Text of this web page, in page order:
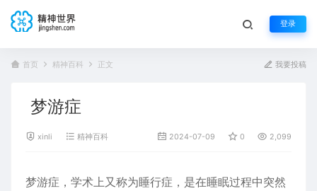
登录
首页 精神百科 正文 我要投稿
梦游症
xinli 精神百科 2024-07-09 0 2,099
梦游症，学术上又称为睡行症，是在睡眠过程中突然